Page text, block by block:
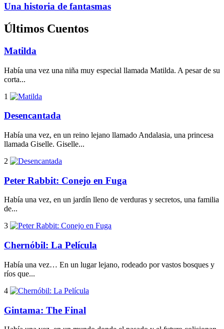
Una historia de fantasmas
Últimos Cuentos
Matilda
Había una vez una niña muy especial llamada Matilda. A pesar de su
corta...
1
Desencantada
Había una vez, en un reino lejano llamado Andalasia, una princesa
llamada Giselle. Giselle...
2
Peter Rabbit: Conejo en Fuga
Había una vez, en un jardín lleno de verduras y secretos, una familia
de...
3
Chernóbil: La Película
Había una vez… En un lugar lejano, rodeado por vastos bosques y
ríos que...
4
Gintama: The Final